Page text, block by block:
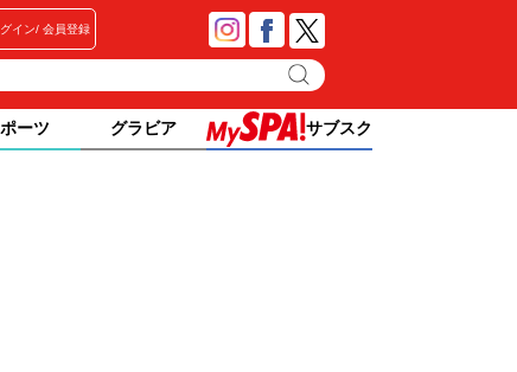
イン 会員登録
ーツ グラビア サブスク